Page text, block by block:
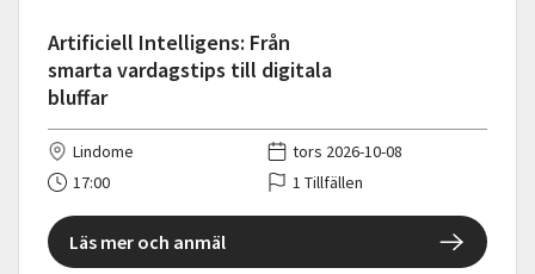
Artificiell Intelligens: Från
smarta vardagstips till digitala
bluffar
Lindome
tors 2026-10-08
17:00
1 Tillfällen
Läs mer och anmäl